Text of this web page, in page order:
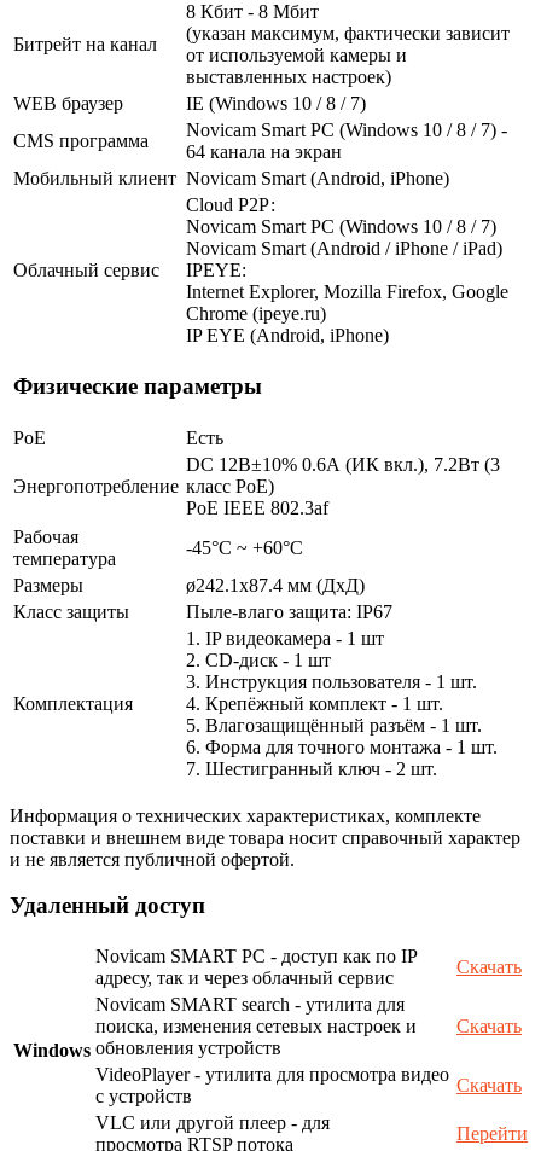
Битрейт на канал
8 Кбит - 8 Мбит
(указан максимум, фактически зависит
от используемой камеры и
выставленных настроек)
WEB браузер
IE (Windows 10 / 8 / 7)
CMS программа
Novicam Smart PC (Windows 10 / 8 / 7) -
64 канала на экран
Мобильный клиент Novicam Smart (Android, iPhone)
Облачный сервис
Cloud Р2Р:
Novicam Smart PC (Windows 10 / 8 / 7)
Novicam Smart (Android / iPhone / iPad)
IPEYE:
Internet Explorer, Mozilla Firefox, Google
Chrome (ipeye.ru)
IP EYE (Android, iPhone)
Физические параметры
PoE Есть
Энергопотребление
DC 12В±10% 0.6А (ИК вкл.), 7.2Вт (3
класс PoE)
PoE IEEE 802.3af
Рабочая
температура
-45°С ~ +60°С
Размеры
ø242.1х87.4 мм (ДхД)
Класс защиты
Пыле-влаго защита: IP67
Комплектация
1. IP видеокамера - 1 шт
2. СD-диск - 1 шт
3. Инструкция пользователя - 1 шт.
4. Крепёжный комплект - 1 шт.
5. Влагозащищённый разъём - 1 шт.
6. Форма для точного монтажа - 1 шт.
7. Шестигранный ключ - 2 шт.
Информация о технических характеристиках, комплекте
поставки и внешнем виде товара носит справочный характер
и не является публичной офертой.
Удаленный доступ
Windows
Novicam SMART PC - доступ как по IP
адресу, так и через облачный сервис
Скачать
Novicam SMART search - утилита для
поиска, изменения сетевых настроек и
обновления устройств
Скачать
VideoPlayer - утилита для просмотра видео
с устройств
Скачать
VLC или другой плеер - для
просмотра RTSP потока
Перейти